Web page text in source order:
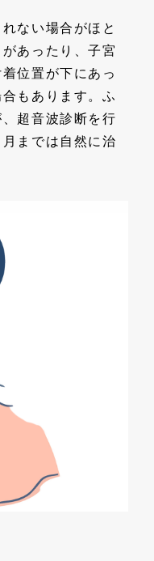
ない場合がほと
あったり、子宮
位置が下にあっ
もあります。ふ
超音波診断を行
までは自然に治